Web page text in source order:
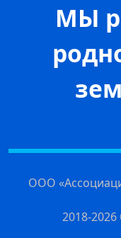
МЫ
ООО
2018-